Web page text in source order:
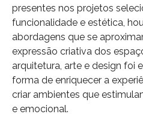
presentes nos projetos
funcionalidade e estética,
abordagens que se
expressão criativa dos
arquitetura, arte e design foi
forma de enriquecer a
criar ambientes que
e emocional.